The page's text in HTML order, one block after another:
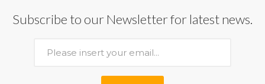
Subscribe to our Newsletter for latest news.